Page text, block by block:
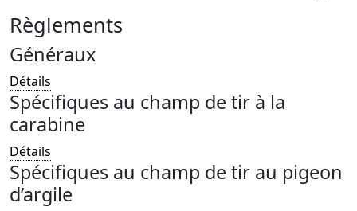
Règlements
Généraux
Détails
Spécifiques au champ de tir à la
carabine
Détails
Spécifiques au champ de tir au pigeon
d’argile